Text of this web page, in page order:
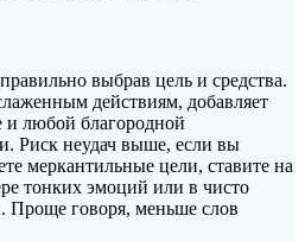
выбрав цель и средства.
действиям, добавляет
и любой благородной
Риск неудач выше, если вы
меркантильные цели, ставите на
тонких эмоций или в чисто
Проще говоря, меньше слов